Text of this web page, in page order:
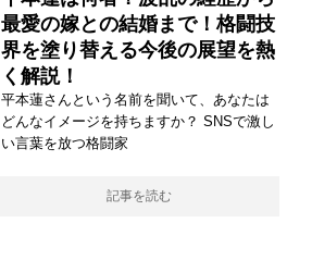
最愛の嫁との結婚まで！格闘技
界を塗り替える今後の展望を熱
く解説！
平本蓮さんという名前を聞いて、あなたは
どんなイメージを持ちますか？ SNSで激し
い言葉を放つ格闘家
記事を読む